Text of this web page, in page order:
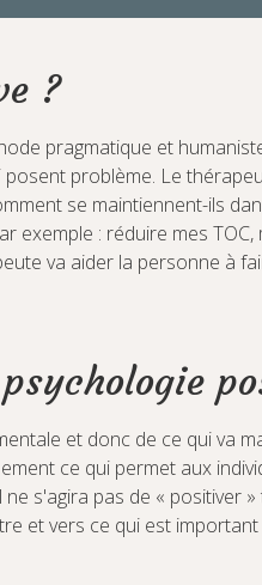
?
pragmatique et
problème. Le
se maintiennent-ils
exemple : réduire mes TOC,
va aider la personne à
et donc de ce qui va
ce qui permet aux
s'agira pas de « positiver
et vers ce qui est